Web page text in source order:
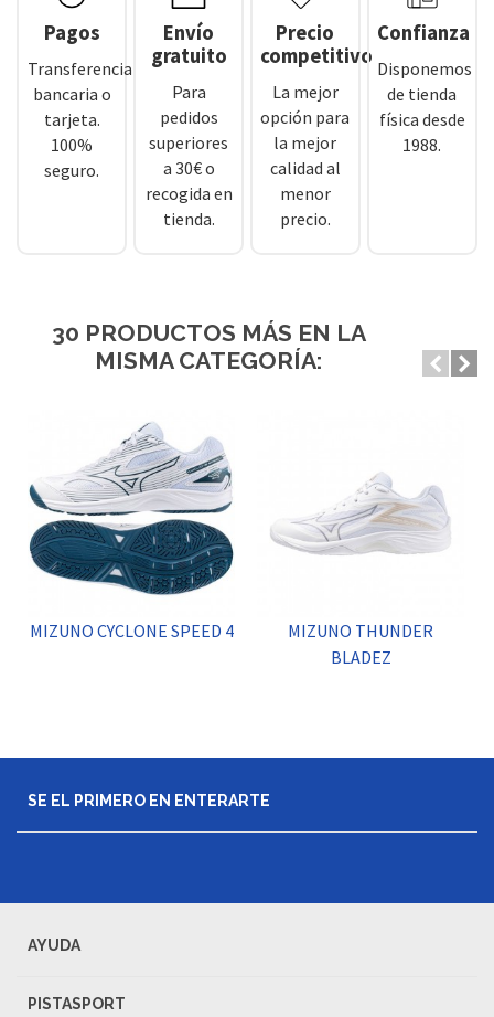
Pagos
Transferencia
bancaria o
tarjeta.
100%
seguro.
Envío
gratuito
Para
pedidos
superiores
a 30€ o
recogida en
tienda.
Precio
competitivo
La mejor
opción para
la mejor
calidad al
menor
precio.
Confianza
Disponemos
de tienda
física desde
1988.
30 PRODUCTOS MÁS EN LA
MISMA CATEGORÍA:
MIZUNO CYCLONE SPEED 4
MIZUNO THUNDER
BLADEZ
SE EL PRIMERO EN ENTERARTE
AYUDA
PISTASPORT